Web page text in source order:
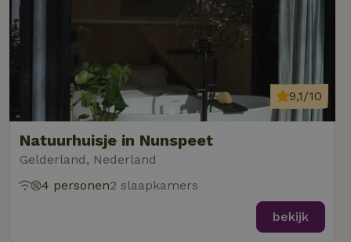
Natuurhuisje in Nunspeet
Gelderland, Nederland
9,1/10
4 personen2 slaapkamers
bekijk